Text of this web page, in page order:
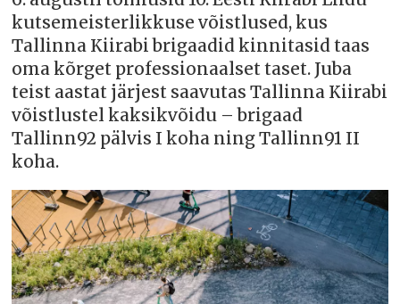
kutsemeisterlikkuse võistlused, kus
Tallinna Kiirabi brigaadid kinnitasid taas
oma kõrget professionaalset taset. Juba
teist aastat järjest saavutas Tallinna Kiirabi
võistlustel kaksikvõidu – brigaad
Tallinn92 pälvis I koha ning Tallinn91 II
koha.